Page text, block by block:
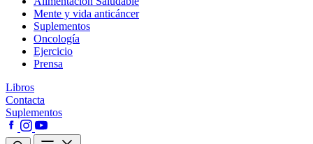
Mente y vida anticáncer
Suplementos
Oncología
Ejercicio
Prensa
Libros
Contacta
Suplementos